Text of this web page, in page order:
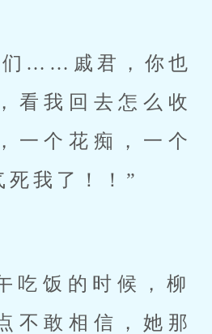
看我回去怎么收
一个花痴，一个
死我了！！”
不敢相信，她那